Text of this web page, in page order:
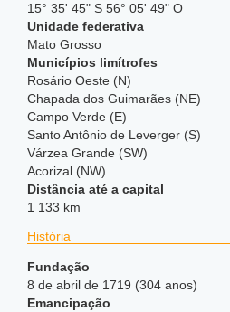
15° 35' 45" S 56° 05' 49" O
Unidade federativa
Mato Grosso
Municípios limítrofes
Rosário Oeste (N)
Chapada dos Guimarães (NE)
Campo Verde (E)
Santo Antônio de Leverger (S)
Várzea Grande (SW)
Acorizal (NW)
Distância até a capital
1 133 km
História
Fundação
8 de abril de 1719 (304 anos)
Emancipação